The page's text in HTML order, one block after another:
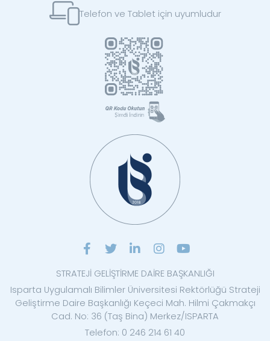
Telefon ve Tablet için uyumludur
STRATEJİ GELİŞTİRME DAİRE BAŞKANLIĞI
Isparta Uygulamalı Bilimler Üniversitesi Rektörlüğü Strateji
Geliştirme Daire Başkanlığı Keçeci Mah. Hilmi Çakmakçı
Cad. No: 36 (Taş Bina) Merkez/ISPARTA
Telefon: 0 246 214 61 40